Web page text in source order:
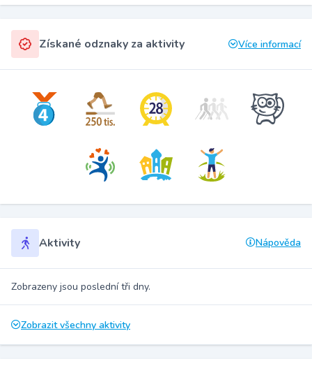
Získané odznaky za aktivity Více informací
Aktivity Nápověda
Zobrazeny jsou poslední tři dny.
Zobrazit všechny aktivity